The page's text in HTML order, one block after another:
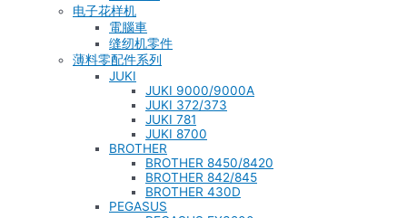
电子花样机
電腦車
缝纫机零件
薄料零配件系列
JUKI
JUKI 9000/9000A
JUKI 372/373
JUKI 781
JUKI 8700
BROTHER
BROTHER 8450/8420
BROTHER 842/845
BROTHER 430D
PEGASUS